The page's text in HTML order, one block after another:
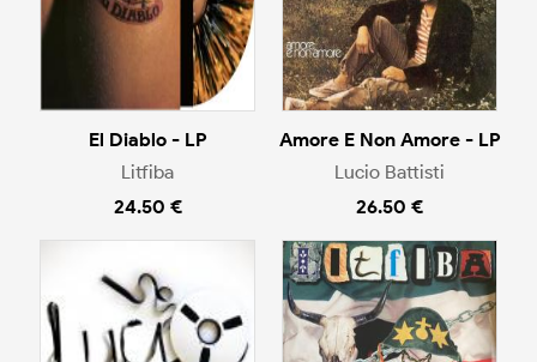
El Diablo - LP
Litfiba
24.50 €
Amore E Non Amore - LP
Lucio Battisti
26.50 €